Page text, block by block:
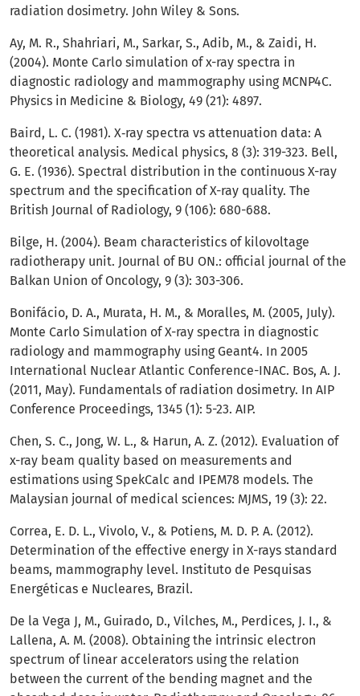
radiation dosimetry. John Wiley & Sons.
Ay, M. R., Shahriari, M., Sarkar, S., Adib, M., & Zaidi, H.
(2004). Monte Carlo simulation of x-ray spectra in
diagnostic radiology and mammography using MCNP4C.
Physics in Medicine & Biology, 49 (21): 4897.
Baird, L. C. (1981). X‐ray spectra vs attenuation data: A
theoretical analysis. Medical physics, 8 (3): 319-323. Bell,
G. E. (1936). Spectral distribution in the continuous X-ray
spectrum and the specification of X-ray quality. The
British Journal of Radiology, 9 (106): 680-688.
Bilge, H. (2004). Beam characteristics of kilovoltage
radiotherapy unit. Journal of BU ON.: official journal of the
Balkan Union of Oncology, 9 (3): 303-306.
Bonifácio, D. A., Murata, H. M., & Moralles, M. (2005, July).
Monte Carlo Simulation of X-ray spectra in diagnostic
radiology and mammography using Geant4. In 2005
International Nuclear Atlantic Conference-INAC. Bos, A. J.
(2011, May). Fundamentals of radiation dosimetry. In AIP
Conference Proceedings, 1345 (1): 5-23. AIP.
Chen, S. C., Jong, W. L., & Harun, A. Z. (2012). Evaluation of
x-ray beam quality based on measurements and
estimations using SpekCalc and IPEM78 models. The
Malaysian journal of medical sciences: MJMS, 19 (3): 22.
Correa, E. D. L., Vivolo, V., & Potiens, M. D. P. A. (2012).
Determination of the effective energy in X-rays standard
beams, mammography level. Instituto de Pesquisas
Energéticas e Nucleares, Brazil.
De la Vega J, M., Guirado, D., Vilches, M., Perdices, J. I., &
Lallena, A. M. (2008). Obtaining the intrinsic electron
spectrum of linear accelerators using the relation
between the current of the bending magnet and the